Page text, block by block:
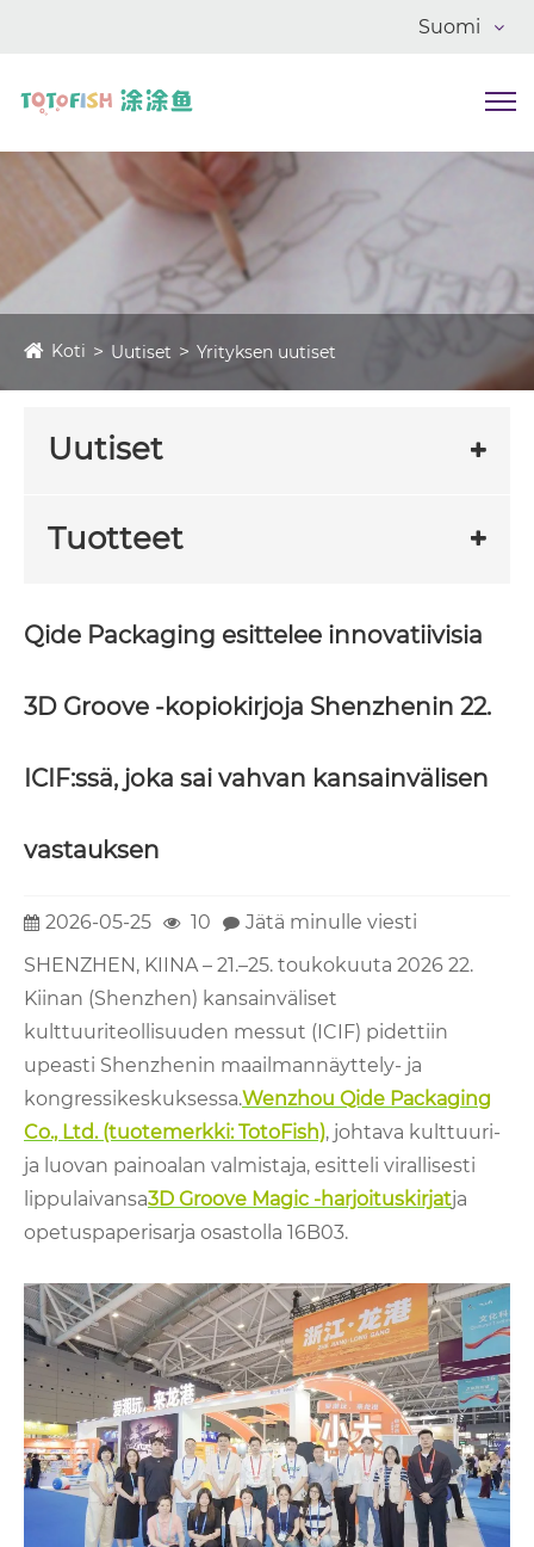
Suomi
Koti Uutiset Yrityksen uutiset
Uutiset
Tuotteet
Qide Packaging esittelee innovatiivisia
3D Groove -kopiokirjoja Shenzhenin 22.
ICIF:ssä, joka sai vahvan kansainvälisen
vastauksen
2026-05-25 10
Jätä minulle viesti
SHENZHEN, KIINA – 21.–25. toukokuuta 2026 22.
Kiinan (Shenzhen) kansainväliset
kulttuuriteollisuuden messut (ICIF) pidettiin
upeasti Shenzhenin maailmannäyttely- ja
kongressikeskuksessa.Wenzhou Qide Packaging
Co., Ltd. (tuotemerkki: TotoFish), johtava kulttuuri-
ja luovan painoalan valmistaja, esitteli virallisesti
lippulaivansa3D Groove Magic -harjoituskirjatja
opetuspaperisarja osastolla 16B03.